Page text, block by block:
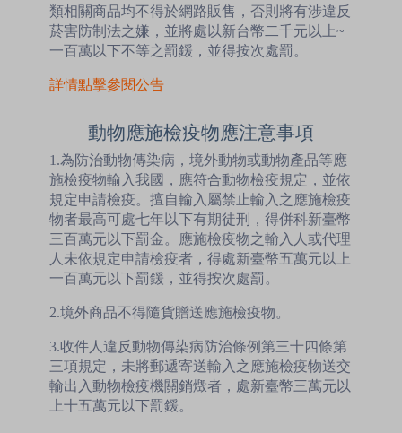
類相關商品均不得於網路販售，否則將有涉違反
菸害防制法之嫌，並將處以新台幣二千元以上~
一百萬以下不等之罰鍰，並得按次處罰。
詳情點擊參閱公告
動物應施檢疫物應注意事項
1.為防治動物傳染病，境外動物或動物產品等應
施檢疫物輸入我國，應符合動物檢疫規定，並依
規定申請檢疫。擅自輸入屬禁止輸入之應施檢疫
物者最高可處七年以下有期徒刑，得併科新臺幣
三百萬元以下罰金。應施檢疫物之輸入人或代理
人未依規定申請檢疫者，得處新臺幣五萬元以上
一百萬元以下罰鍰，並得按次處罰。
2.境外商品不得隨貨贈送應施檢疫物。
3.收件人違反動物傳染病防治條例第三十四條第
三項規定，未將郵遞寄送輸入之應施檢疫物送交
輸出入動物檢疫機關銷燬者，處新臺幣三萬元以
上十五萬元以下罰鍰。